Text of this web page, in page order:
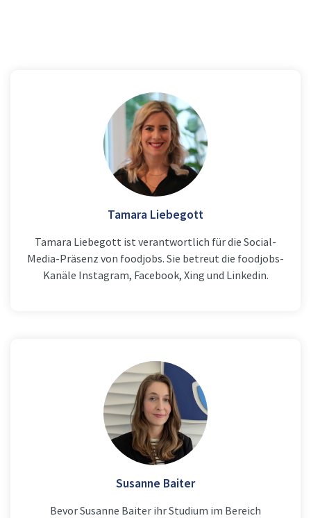
Tamara Liebegott
Tamara Liebegott ist verantwortlich für die Social-
Media-Präsenz von foodjobs. Sie betreut die foodjobs-
Kanäle Instagram, Facebook, Xing und Linkedin.
Susanne Baiter
Bevor Susanne Baiter ihr Studium im Bereich